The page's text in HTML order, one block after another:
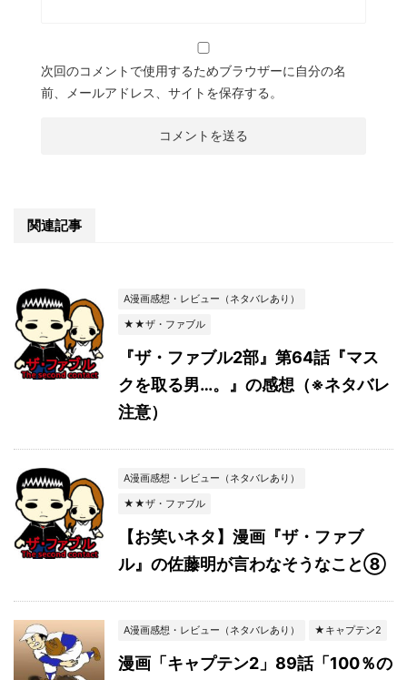
次回のコメントで使用するためブラウザーに自分の名
前、メールアドレス、サイトを保存する。
関連記事
A漫画感想・レビュー（ネタバレあり）
★★ザ・ファブル
『ザ・ファブル2部』第64話『マス
クを取る男…。』の感想（※ネタバレ
注意）
A漫画感想・レビュー（ネタバレあり）
★★ザ・ファブル
【お笑いネタ】漫画『ザ・ファブ
ル』の佐藤明が言わなそうなこと⑧
A漫画感想・レビュー（ネタバレあり） ★キャプテン2
漫画「キャプテン2」89話「100％の